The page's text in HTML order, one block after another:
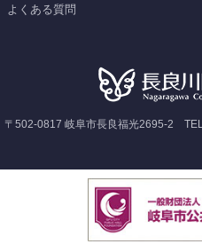
よくある質問
〒502-0817 岐阜市長良福光2695-2